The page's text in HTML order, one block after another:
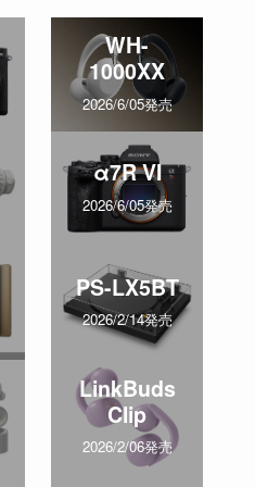
WH-
1000XX
2026/6/05発売
α7R VI
2026/6/05発売
PS-LX5BT
2026/2/14発売
LinkBuds
Clip
2026/2/06発売